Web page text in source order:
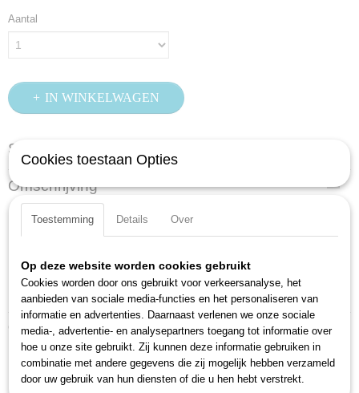
Aantal
IN WINKELWAGEN
Specificaties
Productcode
2151
EAN code
2151
Omschrijving
Lokaliseren van defecte onderdelen
bijv. Assen, lagers en aandrijvingen
Stelen punt 180 mm
Made in Germany
Ook interessant
Cookies toestaan Opties
Toestemming Details Over
Op deze website worden cookies gebruikt
Cookies worden door ons gebruikt voor verkeersanalyse, het
aanbieden van sociale media-functies en het personaliseren van
informatie en advertenties. Daarnaast verlenen we onze sociale
media-, advertentie- en analysepartners toegang tot informatie over
hoe u onze site gebruikt. Zij kunnen deze informatie gebruiken in
combinatie met andere gegevens die zij mogelijk hebben verzameld
door uw gebruik van hun diensten of die u hen hebt verstrekt.